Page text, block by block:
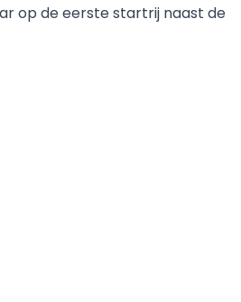
op de eerste startrij naast de